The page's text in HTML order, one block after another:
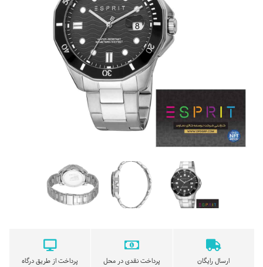
ارسال رایگان
پرداخت نقدی در محل
پرداخت از طریق درگاه